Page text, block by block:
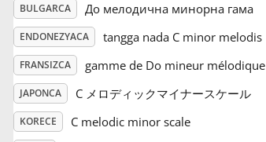
BULGARCA До мелодична минорна гама
ENDONEZYACA tangga nada C minor melodis
FRANSIZCA gamme de Do mineur mélodique
JAPONCA C メロディックマイナースケール
KORECE C melodic minor scale